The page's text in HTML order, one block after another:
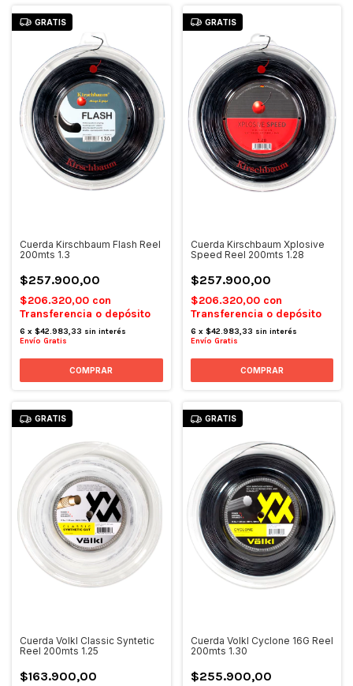
GRATIS
Cuerda Kirschbaum Flash Reel
200mts 1.3
$257.900,00
$206.320,00 con
Transferencia o depósito
6 x $42.983,33 sin interés
Envío Gratis
GRATIS
Cuerda Kirschbaum Xplosive
Speed Reel 200mts 1.28
$257.900,00
$206.320,00 con
Transferencia o depósito
6 x $42.983,33 sin interés
Envío Gratis
GRATIS
Cuerda Volkl Classic Syntetic
Reel 200mts 1.25
$163.900,00
GRATIS
Cuerda Volkl Cyclone 16G Reel
200mts 1.30
$255.900,00